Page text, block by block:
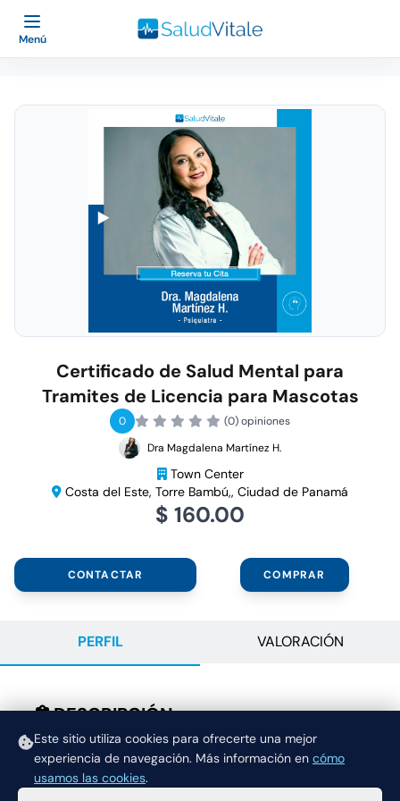
Este sitio utiliza cookies para ofrecerte una mejor
experiencia de navegación. Más información en cómo
usamos las cookies.
Menú
Certificado de Salud Mental para
Tramites de Licencia para Mascotas
0
(0) opiniones
Dra Magdalena Martínez H.
Town Center
Costa del Este, Torre Bambú,, Ciudad de Panamá
$ 160.00
CONTACTAR COMPRAR
PERFIL VALORACIÓN
DESCRIPCIÓN
Duración de media hora la evaluación. Presencial
o virtual.